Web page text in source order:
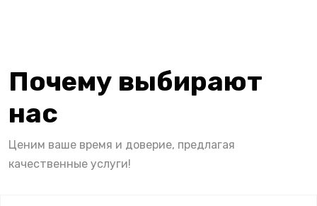
Почему выбирают
нас
Ценим ваше время и доверие, предлагая
качественные услуги!